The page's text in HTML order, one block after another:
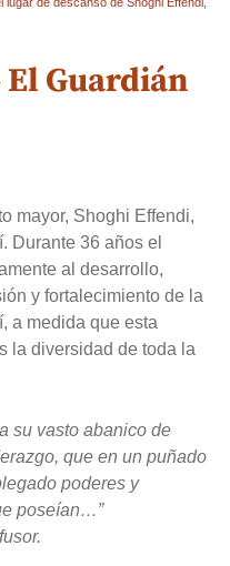
Guardián
mayor, Shoghi Effendi,
Durante 36 años el
al desarrollo,
y fortalecimiento de la
a medida que esta
la diversidad de toda la
su vasto abanico de
que en un puñado
poderes y
poseían…”